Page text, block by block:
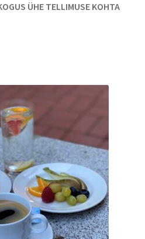
ÜHE TELLIMUSE KOHTA